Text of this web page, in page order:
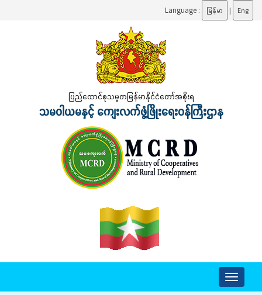
Language : မြန်မာ | Eng
ပြည်ထောင်စုသမ္မတမြန်မာနိုင်ငံတော်အစိုးရ
သမဝါယမနှင့် ကျေးလက်ဖွံ့ဖြိုးရေးဝန်ကြီးဌာန
Toggle